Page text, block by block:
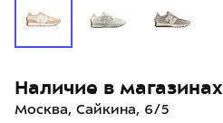
Наличие в магазинах
Москва, Сайкина, 6/5